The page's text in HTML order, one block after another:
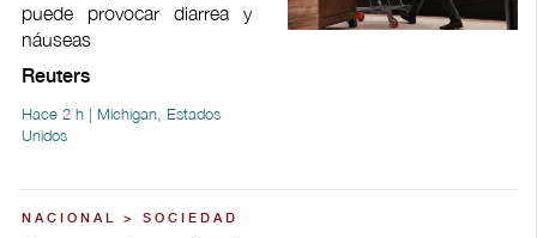
puede provocar ​diarrea y
náuseas
Reuters
Hace 2 h | Michigan, Estados
Unidos
NACIONAL > SOCIEDAD